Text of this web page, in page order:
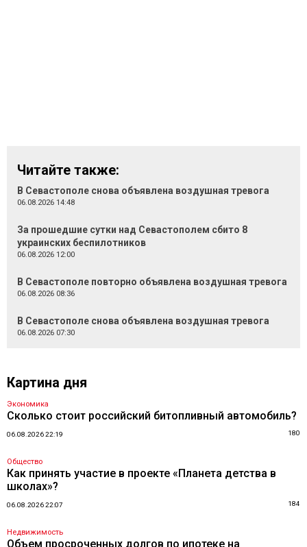
Читайте также:
В Севастополе снова объявлена воздушная тревога
06.08.2026 14:48
За прошедшие сутки над Севастополем сбито 8
украинских беспилотников
06.08.2026 12:00
В Севастополе повторно объявлена воздушная тревога
06.08.2026 08:36
В Севастополе снова объявлена воздушная тревога
06.08.2026 07:30
Картина дня
Экономика
Сколько стоит российский битопливный автомобиль?
06.08.2026 22:19 180
Общество
Как принять участие в проекте «Планета детства в
школах»?
06.08.2026 22:07 184
Недвижимость
Объем просроченных долгов по ипотеке на